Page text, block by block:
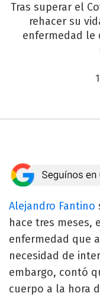
Tras superar el
rehacer su
enfermedad le
Alejandro Fantino
hace tres meses,
enfermedad que
necesidad de
embargo, contó
cuerpo a la hora